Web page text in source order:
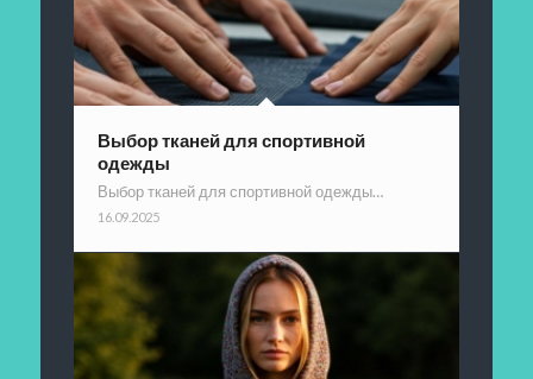
Выбор тканей для спортивной
одежды
Выбор тканей для спортивной одежды…
16.09.2025